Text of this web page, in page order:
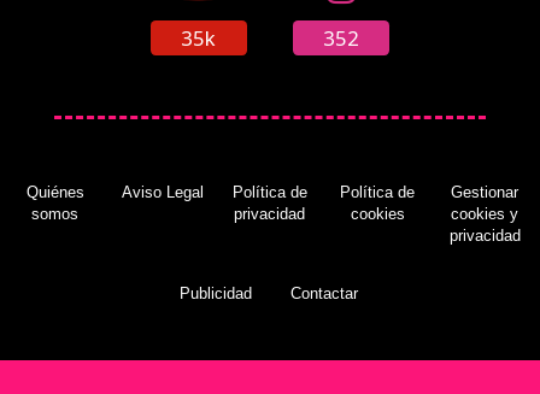
35k 352
Quiénes
somos
Aviso Legal
Política de
privacidad
Política de
cookies
Gestionar
cookies y
privacidad
Publicidad Contactar